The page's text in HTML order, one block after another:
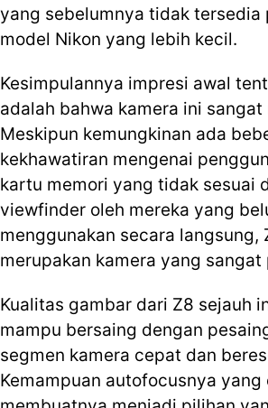
yang sebelumnya tidak tersedia
model Nikon yang lebih kecil.
Kesimpulannya impresi awal
adalah bahwa kamera ini sangat
Meskipun kemungkinan ada
kekhawatiran mengenai
kartu memori yang tidak sesuai
viewfinder oleh mereka yang
menggunakan secara langsung,
merupakan kamera yang
Kualitas gambar dari Z8 sejauh
mampu bersaing dengan
segmen kamera cepat dan
Kemampuan autofocusnya